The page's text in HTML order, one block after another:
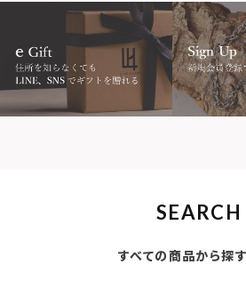
SEARCH
すべての商品から探す